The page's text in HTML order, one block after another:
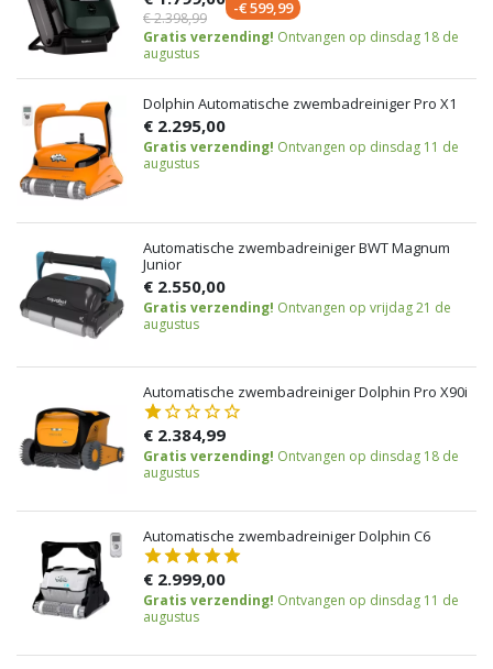
€ 2.398,99
-€ 599,99
Gratis verzending! Ontvangen op dinsdag 18 de
augustus
Dolphin Automatische zwembadreiniger Pro X1
€ 2.295,00
Gratis verzending! Ontvangen op dinsdag 11 de
augustus
Automatische zwembadreiniger BWT Magnum
Junior
€ 2.550,00
Gratis verzending! Ontvangen op vrijdag 21 de
augustus
Automatische zwembadreiniger Dolphin Pro X90i
€ 2.384,99
Gratis verzending! Ontvangen op dinsdag 18 de
augustus
Automatische zwembadreiniger Dolphin C6
€ 2.999,00
Gratis verzending! Ontvangen op dinsdag 11 de
augustus